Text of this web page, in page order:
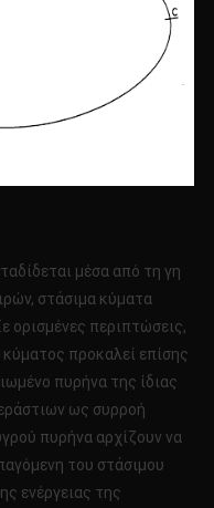
μέσα από τη γη
στάσιμα κύματα
ορισμένες περιπτώσεις,
προκαλεί επίσης
πυρήνα της ίδιας
ως συρροή
πυρήνα αρχίζουν να
του στάσιμου
ενέργειας της